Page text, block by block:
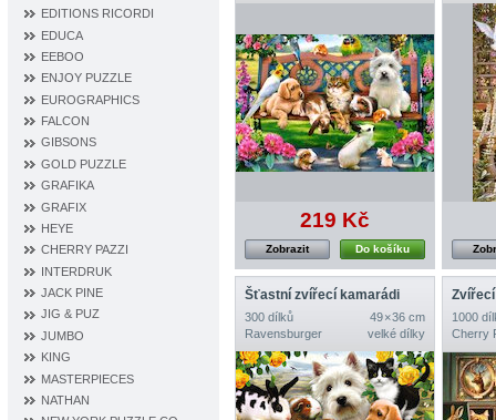
EDITIONS RICORDI
EDUCA
EEBOO
ENJOY PUZZLE
EUROGRAPHICS
FALCON
GIBSONS
GOLD PUZZLE
GRAFIKA
GRAFIX
HEYE
CHERRY PAZZI
INTERDRUK
JACK PINE
JIG & PUZ
JUMBO
KING
MASTERPIECES
NATHAN
219 Kč
Do košíku
Zobrazit
Šťastní zvířecí kamarádi
300 dílků
49 × 36 cm
Ravensburger
velké dílky
1000
Cherry